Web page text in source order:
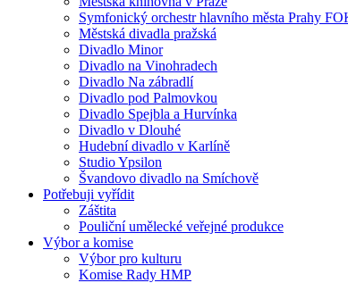
Symfonický orchestr hlavního města Prahy
Městská divadla pražská
Divadlo Minor
Divadlo na Vinohradech
Divadlo Na zábradlí
Divadlo pod Palmovkou
Divadlo Spejbla a Hurvínka
Divadlo v Dlouhé
Hudební divadlo v Karlíně
Studio Ypsilon
Švandovo divadlo na Smíchově
Potřebuji vyřídit
Záštita
Pouliční umělecké veřejné produkce
Výbor a komise
Výbor pro kulturu
Komise Rady HMP